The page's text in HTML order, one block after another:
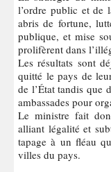
l’ordre public et de
abris de fortune,
publique, et mise
prolifèrent dans
Les résultats sont
quitté le pays de
de l’État tandis que
ambassades pour
Le ministre fait
alliant légalité et
tapage à un fléau
villes du pays.